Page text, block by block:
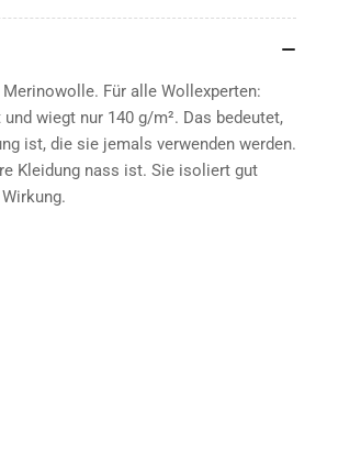
Für alle Wollexperten:
wiegt nur 140 g/m². Das bedeutet,
ist, die sie jemals verwenden werden.
Kleidung nass ist. Sie isoliert gut